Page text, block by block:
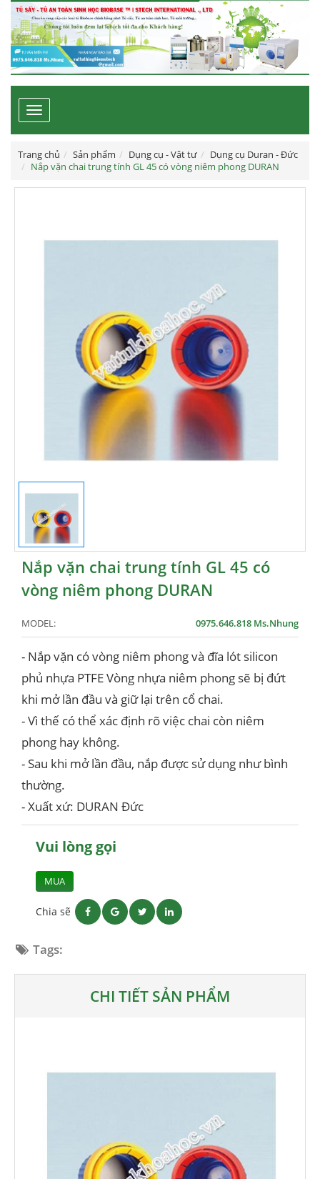
Toggle
navigation
Trang chủ Sản phẩm Dụng cụ - Vật tư
Dụng cụ Duran - Đức
Nắp vặn chai trung tính GL 45 có vòng niêm phong DURAN
Nắp vặn chai trung tính GL 45 có
vòng niêm phong DURAN
MODEL: 0975.646.818 Ms.Nhung
- Nắp vặn có vòng niêm phong và đĩa lót silicon
phủ nhựa PTFE Vòng nhựa niêm phong sẽ bị đứt
khi mở lần đầu và giữ lại trên cổ chai.
- Vì thế có thể xác định rõ việc chai còn niêm
phong hay không.
- Sau khi mở lần đầu, nắp được sử dụng như bình
thường.
- Xuất xứ: DURAN Đức
Vui lòng gọi
MUA
Chia sẽ
Tags:
CHI TIẾT SẢN PHẨM